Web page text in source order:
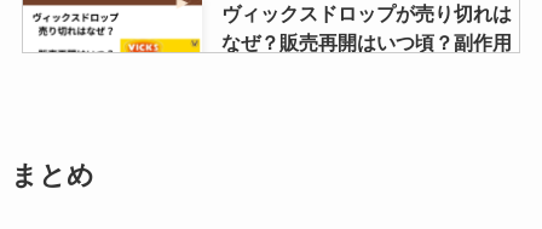
ヴィックスドロップが売り切れは
なぜ？販売再開はいつ頃？副作用
まとめ